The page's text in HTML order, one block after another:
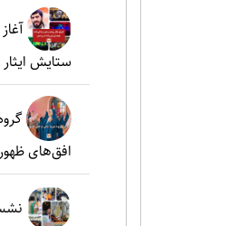
ستایش
افق‌های ظهور